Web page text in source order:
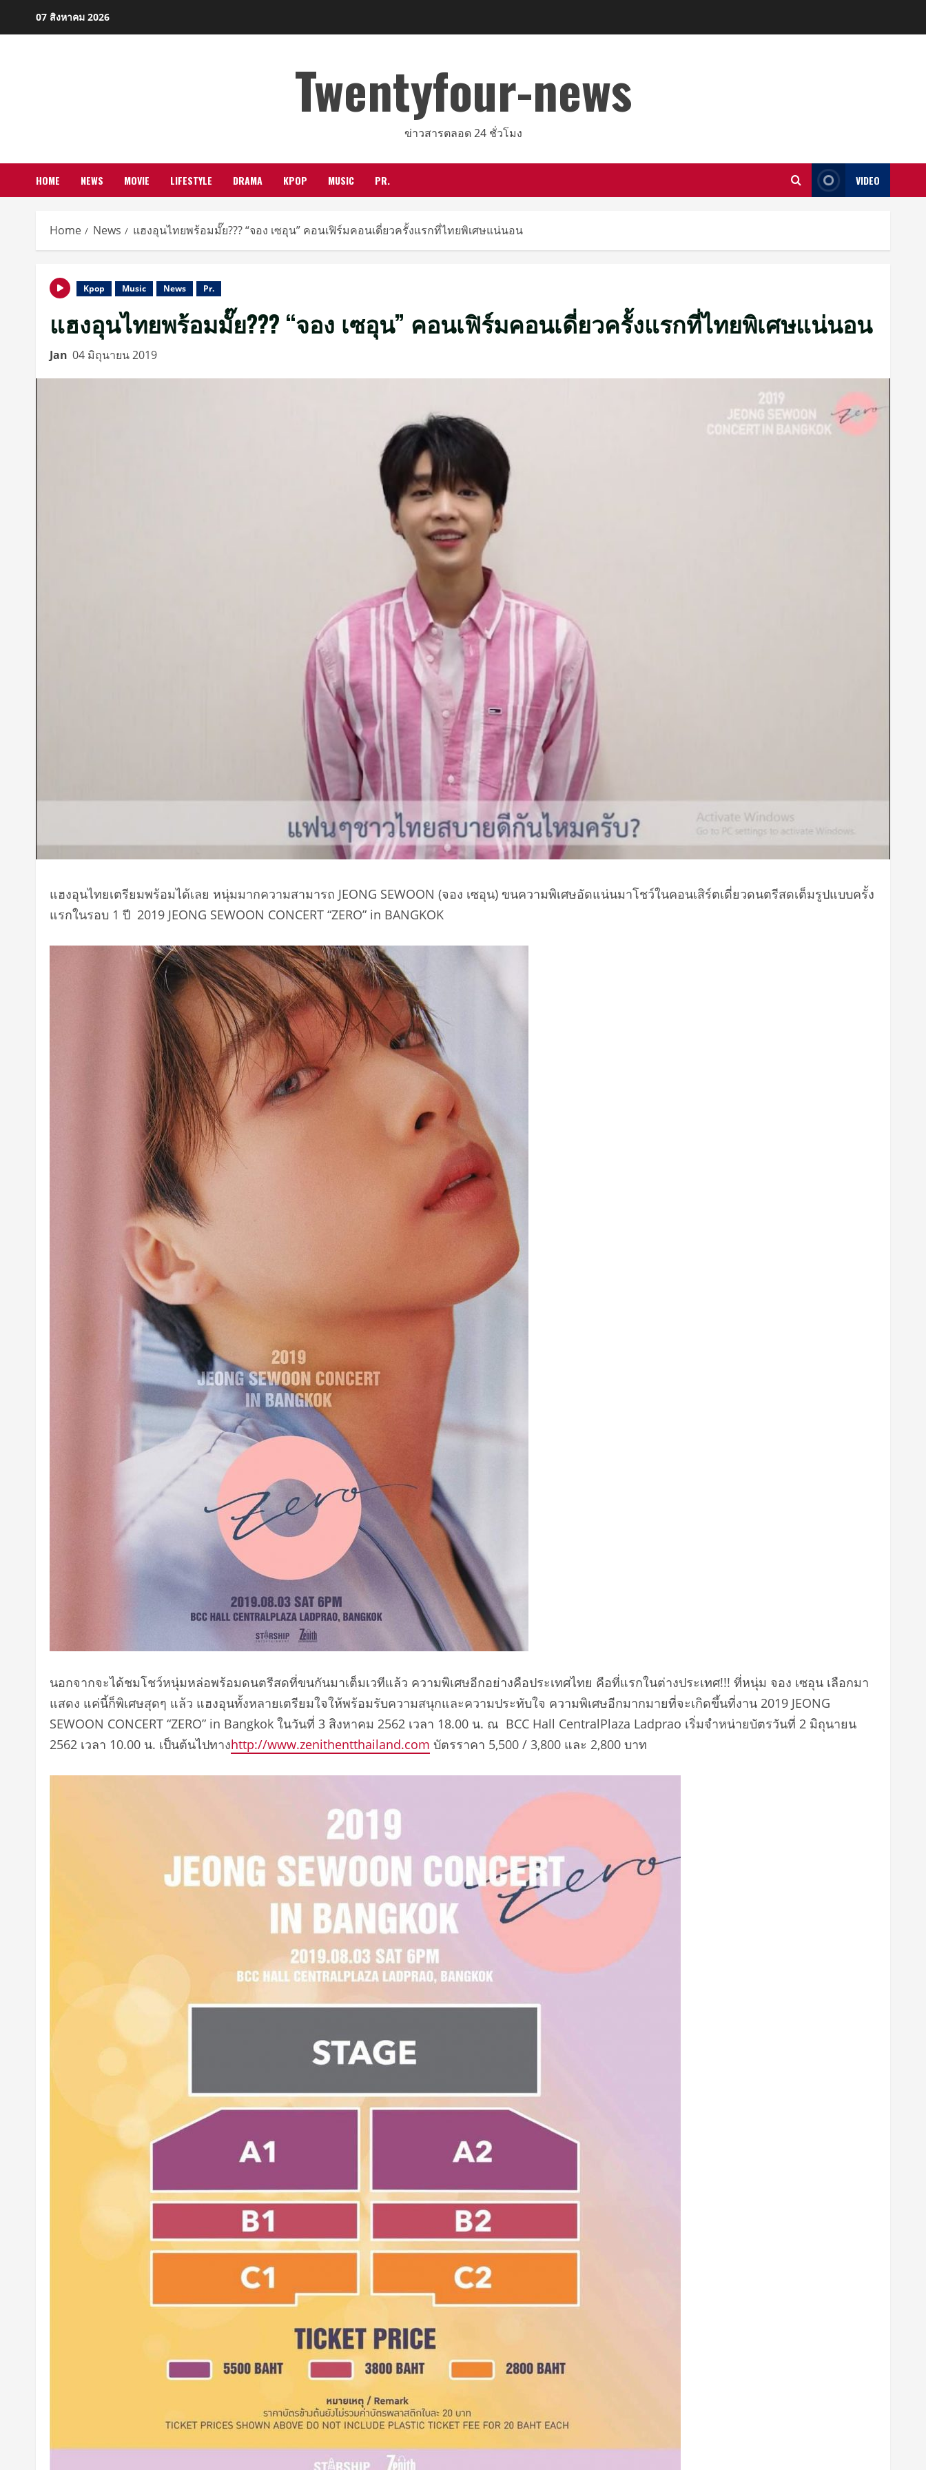
07 สิงหาคม 2026
Twentyfour-news
ข่าวสารตลอด 24 ชั่วโมง
HOME NEWS MOVIE LIFESTYLE DRAMA KPOP MUSIC PR. VIDEO
Home News แฮงอุนไทยพร้อมมั๊ย??? “จอง เซอุน” คอนเฟิร์มคอนเดี่ยวครั้งแรกที่ไทยพิเศษแน่นอน
Kpop Music News Pr.
แฮงอุนไทยพร้อมมั๊ย??? “จอง เซอุน” คอนเฟิร์มคอนเดี่ยวครั้งแรกที่ไทยพิเศษแน่นอน
Jan 04 มิถุนายน 2019
แฮงอุนไทยเตรียมพร้อมได้เลย หนุ่มมากความสามารถ JEONG SEWOON (จอง เซอุน) ขนความพิเศษอัดแน่นมาโชว์ในคอนเสิร์ตเดี่ยวดนตรีสดเต็มรูปแบบครั้ง
แรกในรอบ 1 ปี 2019 JEONG SEWOON CONCERT “ZERO” in BANGKOK
นอกจากจะได้ชมโชว์หนุ่มหล่อพร้อมดนตรีสดที่ขนกันมาเต็มเวทีแล้ว ความพิเศษอีกอย่างคือประเทศไทย คือที่แรกในต่างประเทศ!!! ที่หนุ่ม จอง เซอุน เลือกมา
แสดง แค่นี้ก็พิเศษสุดๆ แล้ว แฮงอุนทั้งหลายเตรียมใจให้พร้อมรับความสนุกและความประทับใจ ความพิเศษอีกมากมายที่จะเกิดขึ้นที่งาน 2019 JEONG
SEWOON CONCERT “ZERO” in Bangkok ในวันที่ 3 สิงหาคม 2562 เวลา 18.00 น. ณ BCC Hall CentralPlaza Ladprao เริ่มจำหน่ายบัตรวันที่ 2 มิถุนายน
2562 เวลา 10.00 น. เป็นต้นไปทางhttp://www.zenithentthailand.com บัตรราคา 5,500 / 3,800 และ 2,800 บาท